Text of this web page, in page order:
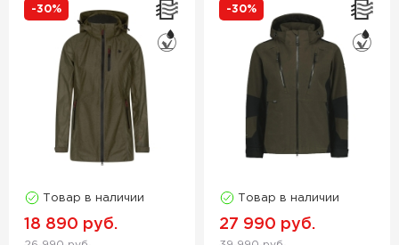
-30%
Товар в наличии
18 890 руб.
-30%
Товар в наличии
27 990 руб.